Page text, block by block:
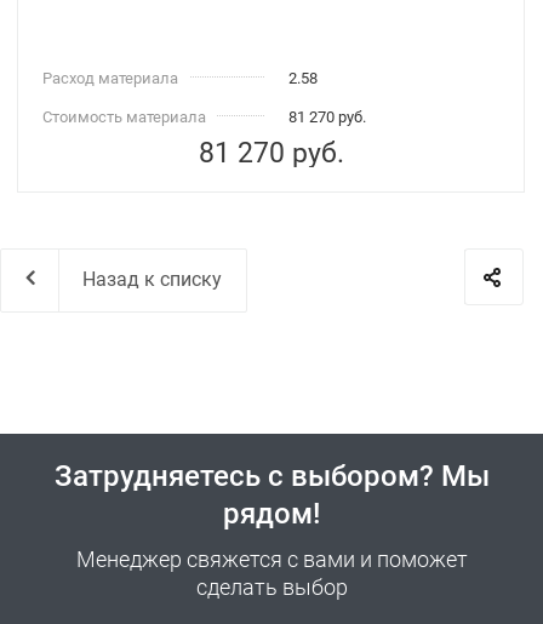
Расход материала 2.58
Стоимость материала 81 270 руб.
81 270 руб.
Назад к списку
Затрудняетесь с выбором? Мы
рядом!
Менеджер свяжется с вами и поможет
сделать выбор